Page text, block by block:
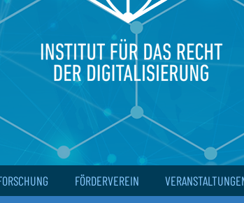
FÖRDERVEREIN